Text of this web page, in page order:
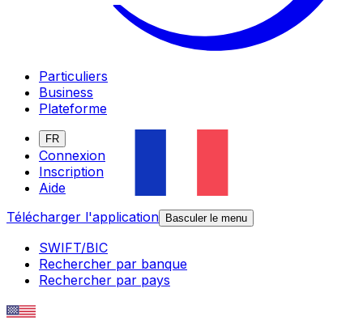
Particuliers
Business
Plateforme
FR
Connexion
Inscription
Aide
Télécharger l'application
Basculer le menu
SWIFT/BIC
Rechercher par banque
Rechercher par pays